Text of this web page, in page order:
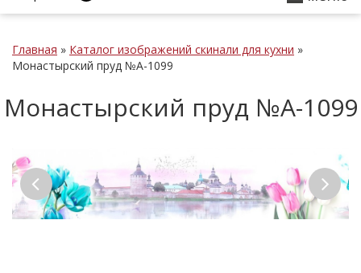
Главная » Каталог изображений скинали для кухни »
Монастырский пруд №А-1099
Монастырский пруд №А-1099